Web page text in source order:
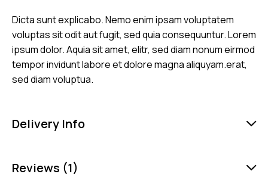
Dicta sunt explicabo. Nemo enim ipsam voluptatem
voluptas sit odit aut fugit, sed quia consequuntur. Lorem
ipsum dolor. Aquia sit amet, elitr, sed diam nonum eirmod
tempor invidunt labore et dolore magna aliquyam.erat,
sed diam voluptua.
Delivery Info
Reviews (1)